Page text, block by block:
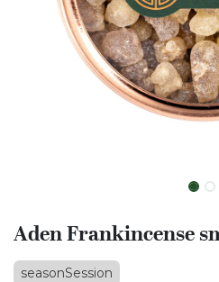
Aden Frankincense
seasonSession